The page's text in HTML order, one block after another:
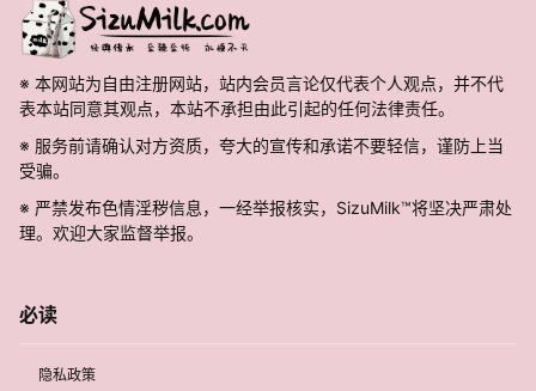
※ 本网站为自由注册网站，站内会员言论仅代表个人观点，并不代
表本站同意其观点，本站不承担由此引起的任何法律责任。
※ 服务前请确认对方资质，夸大的宣传和承诺不要轻信，谨防上当
受骗。
※ 严禁发布色情淫秽信息，一经举报核实，SizuMilk™将坚决严肃处
理。欢迎大家监督举报。
必读
隐私政策